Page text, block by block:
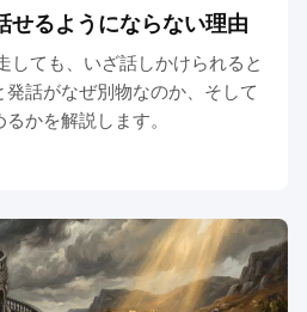
るようにならない理由
ても、いざ話しかけられると
話がなぜ別物なのか、そして
かを解説します。